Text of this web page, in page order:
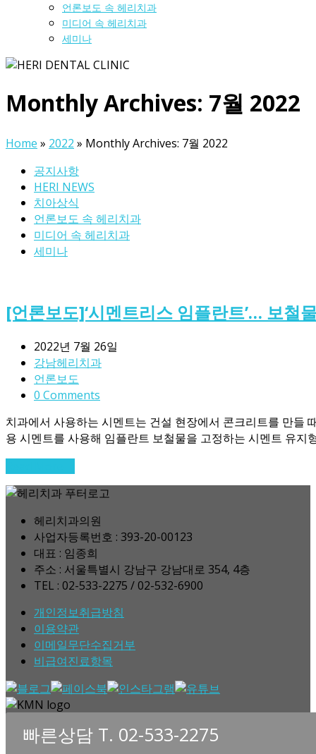
언론보도 속 헤리치과
미디어 속 헤리치과
세미나
Monthly Archives: 7월 2022
Home » 2022 » Monthly Archives: 7월 2022
공지사항
HERI NEWS
치아상식
언론보도 속 헤리치과
미디어 속 헤리치과
세미나
[언론보도]‘시멘트리스 임플란트’… 보철
2022년 7월 26일
강남헤리치과
언론보도
0 Comments
치과에서 사용하는 시멘트는 건설 현장에서 콘크리트를 만들
용 시멘트를 사용해 임플란트 보철물을 고정하는 시멘트 유
헤리치과의원
사업자등록번호 : 393-20-00123
대표 : 임종희
주소 : 서울특별시 강남구 강남대로 354, 4층
TEL : 02-533-2275 / 02-532-6900
개인정보취급방침
이용약관
이메일무단수집거부
비급여진료항목
빠른상담 T. 02-533-2275